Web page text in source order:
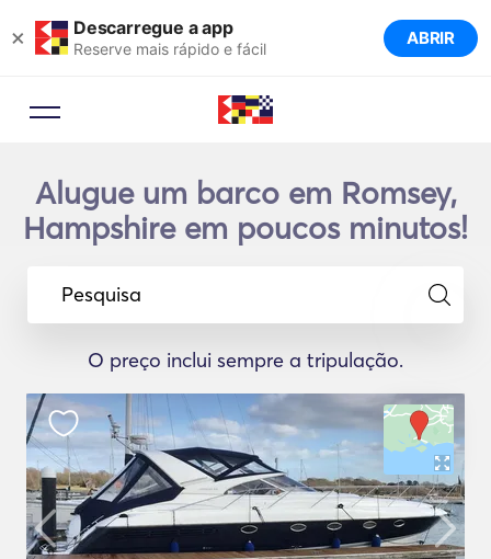
× Descarregue a app
Reserve mais rápido e fácil ABRIR
Alugue um barco em Romsey,
Hampshire em poucos minutos!
Pesquisa
O preço inclui sempre a tripulação.